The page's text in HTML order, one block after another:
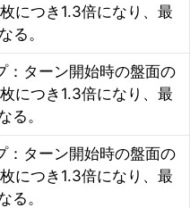
につき1.3倍になり、最
る。
：ターン開始時の盤面の
につき1.3倍になり、最
る。
：ターン開始時の盤面の
につき1.3倍になり、最
る。